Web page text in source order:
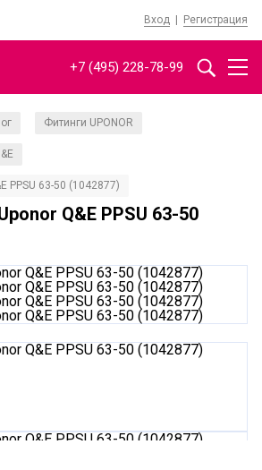
Вход | Регистрация
+7 (495) 228-78-99
Фитинги UPONOR
PPSU 63-50 (1042877)
Q&E PPSU 63-50